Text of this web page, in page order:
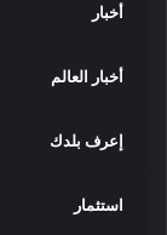
أخبار
أخبار العالم
إعرف بلدك
استثمار